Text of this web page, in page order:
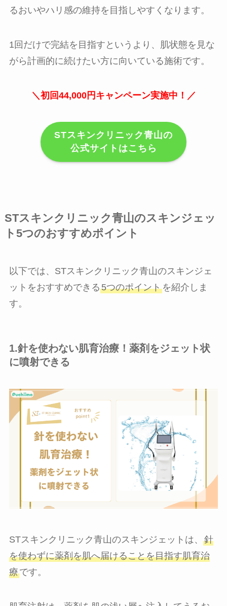
るおいやハリ感の維持を目指しやすくなります。
1回だけで完結を目指すというより、肌状態を見な
がら計画的に続けたい方に向いている施術です。
＼初回44,000円キャンペーン実施中！／
STスキンクリニック青山の
公式サイトはこちら
STスキンクリニック青山のスキンジェッ
ト5つのおすすめポイント
以下では、STスキンクリニック青山のスキンジェ
ットをおすすめできる5つのポイントを紹介しま
す。
1.針を使わない肌育治療！薬剤をジェット状
に噴射できる
STスキンクリニック青山のスキンジェットは、 針
を使わずに薬剤を肌へ届けることを目指す肌育治
療です。